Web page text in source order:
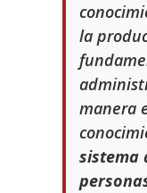
la
manera
sistema